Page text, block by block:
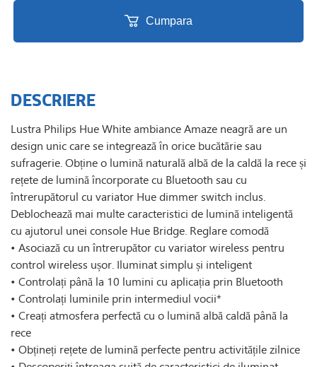
Cumpara
DESCRIERE
Lustra Philips Hue White ambiance Amaze neagră are un
design unic care se integrează în orice bucătărie sau
sufragerie. Obține o lumină naturală albă de la caldă la rece și
rețete de lumină încorporate cu Bluetooth sau cu
întrerupătorul cu variator Hue dimmer switch inclus.
Deblochează mai multe caracteristici de lumină inteligentă
cu ajutorul unei console Hue Bridge. Reglare comodă
• Asociază cu un întrerupător cu variator wireless pentru
control wireless ușor. Iluminat simplu și inteligent
• Controlați până la 10 lumini cu aplicația prin Bluetooth
• Controlați luminile prin intermediul vocii*
• Creați atmosfera perfectă cu o lumină albă caldă până la
rece
• Obțineți rețete de lumină perfecte pentru activitățile zilnice